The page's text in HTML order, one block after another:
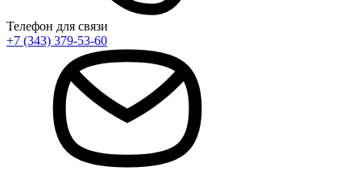
Телефон для связи
+7 (343) 379-53-60